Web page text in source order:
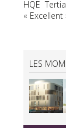
HQE
« Excellent
LES